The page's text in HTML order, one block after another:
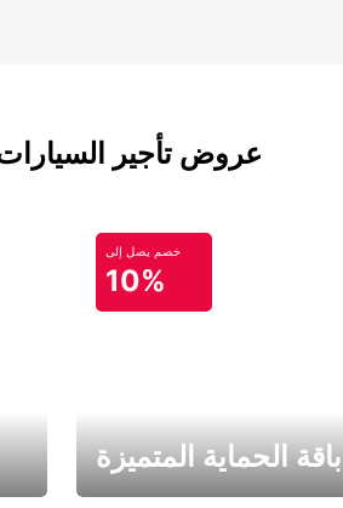
عروض تأجير
خصم يصل إلى
10%
باقة الحماية المتميزة